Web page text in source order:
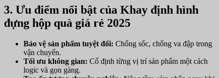
3. Ưu điểm nổi bật của Khay định hình
đựng hộp quà giá rẻ 2025
Bảo vệ sản phẩm tuyệt đối: Chống sốc, chống va đập trong
vận chuyển.
Tối ưu không gian: Cố định từng vị trí sản phẩm một cách
logic và gọn gàng.